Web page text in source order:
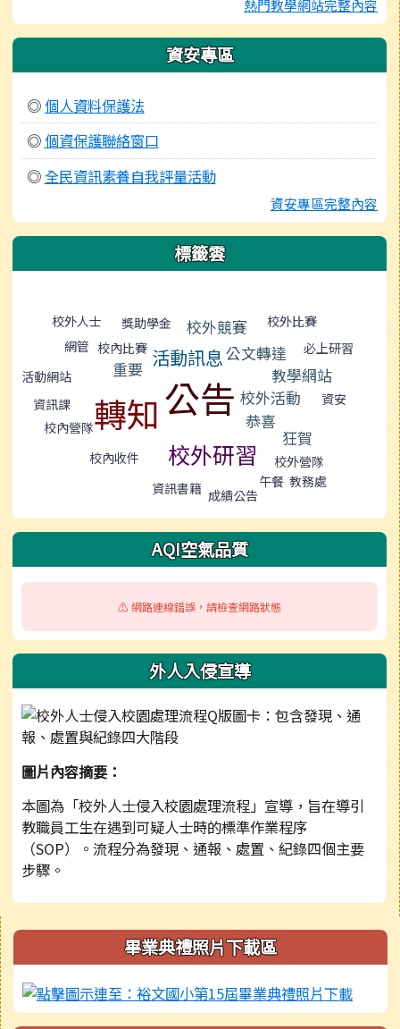
熱門教學網站完整內容
資安專區
◎個人資料保護法
◎個資保護聯絡窗口
◎全民資訊素養自我評量活動
資安專區完整內容
標籤雲
校外人士 獎助學金 校外競賽
校外比賽
網管 校內比賽
活動網站
重要 活動訊息公文轉達 必上研習
教學網站
轉知公告
資訊課 校外活動
資安
校內營隊
恭喜
校外研習
狂賀
校內收件
校外營隊
資訊書籍 成績公告
午餐 教務處
AQI空氣品質
⚠️ 網路連線錯誤，請檢查網路狀態
外人入侵宣導
圖片內容摘要：
本圖為「校外人士侵入校園處理流程」宣導，旨在導引
教職員工生在遇到可疑人士時的標準作業程序
（SOP）。流程分為發現、通報、處置、紀錄四個主要
步驟。
右邊區域內容畢業典禮照片下載區